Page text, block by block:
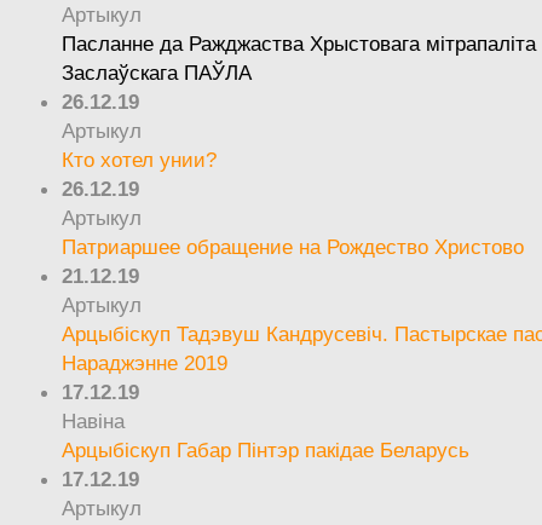
Артыкул
Пасланне да Ражджаства Хрыстовага мітрапаліта
Заслаўскага ПАЎЛА
26.12.19
Артыкул
Кто хотел унии?
26.12.19
Артыкул
Патриаршее обращение на Рождество Христово
21.12.19
Артыкул
Арцыбіскуп Тадэвуш Кандрусевіч. Пастырскае
Нараджэнне 2019
17.12.19
Навіна
Арцыбіскуп Габар Пінтэр пакідае Беларусь
17.12.19
Артыкул